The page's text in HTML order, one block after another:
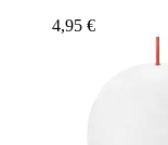
4,95 €